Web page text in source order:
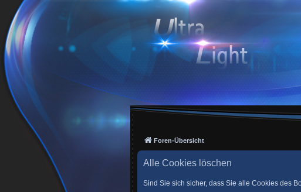
Foren-Übersicht
Alle Cookies löschen
Sind Sie sich sicher, dass Sie alle Cookies des